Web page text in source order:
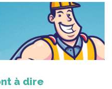
à dire